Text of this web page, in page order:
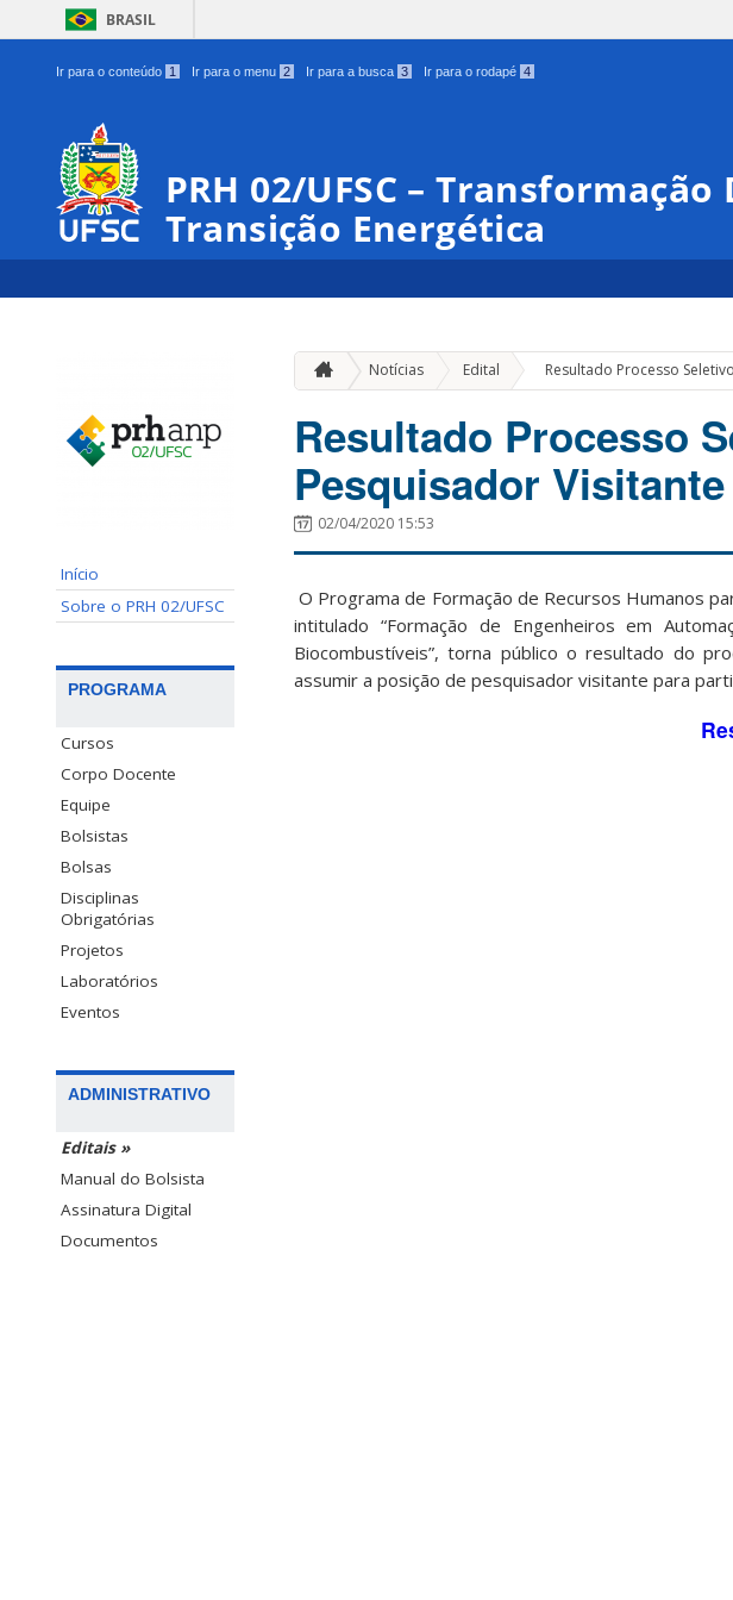
BRASIL
Ir para o conteúdo 1 Ir para o menu 2 Ir para a busca 3 Ir para o rodapé 4
PRH 02/UFSC –
Transição Energética
Início
Sobre o PRH 02/UFSC
PROGRAMA
Cursos
Corpo Docente
Equipe
Bolsistas
Bolsas
Disciplinas
Obrigatórias
Projetos
Laboratórios
Eventos
ADMINISTRATIVO
Editais »
Manual do Bolsista
Assinatura Digital
Documentos
Notícias Edital » Resultado Processo
Resultado Processo
Pesquisador Visitante
02/04/2020 15:53
O Programa de Formação de Recursos Humanos
intitulado “Formação de Engenheiros em
Biocombustíveis”, torna público o resultado do
assumir a posição de pesquisador visitante para